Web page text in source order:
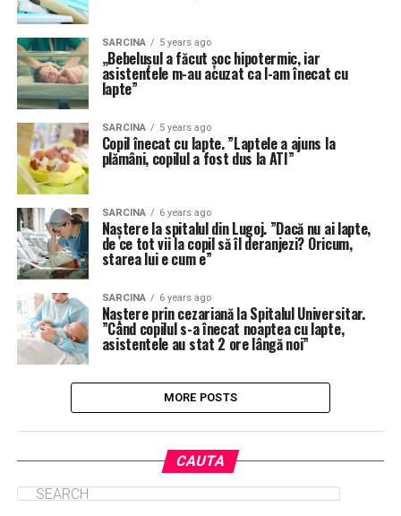
SARCINA 5 years ago
„Bebelușul a făcut șoc hipotermic, iar
asistentele m-au acuzat ca l-am înecat cu
lapte”
SARCINA 5 years ago
Copil înecat cu lapte. ”Laptele a ajuns la
plămâni, copilul a fost dus la ATI”
SARCINA 6 years ago
Naștere la spitalul din Lugoj. ”Dacă nu ai lapte,
de ce tot vii la copil să îl deranjezi? Oricum,
starea lui e cum e”
SARCINA 6 years ago
Naștere prin cezariană la Spitalul Universitar.
”Când copilul s-a înecat noaptea cu lapte,
asistentele au stat 2 ore lângă noi”
MORE POSTS
CAUTA